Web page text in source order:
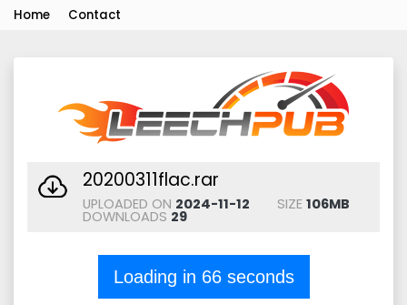
Home Contact
20200311flac.rar
UPLOADED ON 2024-11-12 SIZE106MB
DOWNLOADS 29
Loading in 66seconds